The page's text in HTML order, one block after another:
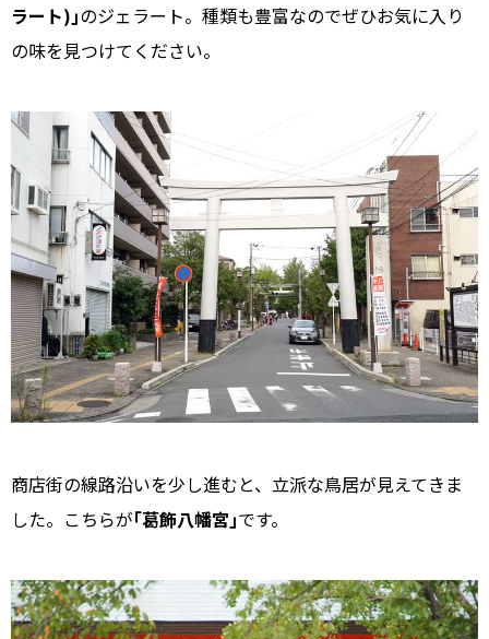
ラート)｣のジェラート。種類も豊富なのでぜひお気に入り
の味を見つけてください。
商店街の線路沿いを少し進むと、立派な鳥居が見えてきま
した。こちらが｢葛飾八幡宮｣です。